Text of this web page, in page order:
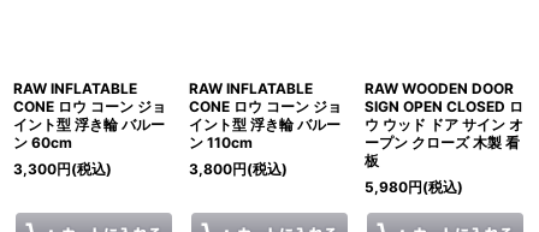
RAW INFLATABLE
CONE ロウ コーン ジョ
イント型 浮き輪 バルー
ン 60cm
3,300円(税込)
RAW INFLATABLE
CONE ロウ コーン ジョ
イント型 浮き輪 バルー
ン 110cm
3,800円(税込)
RAW WOODEN DOOR
SIGN OPEN CLOSED ロ
ウ ウッド ドア サイン オ
ープン クローズ 木製 看
板
5,980円(税込)